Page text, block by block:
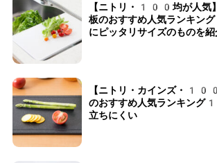
【ニトリ・100均が人気
板のおすすめ人気ランキン
にピッタリサイズのものを紹
【ニトリ・カインズ・
のおすすめ人気ランキング
立ちにくい